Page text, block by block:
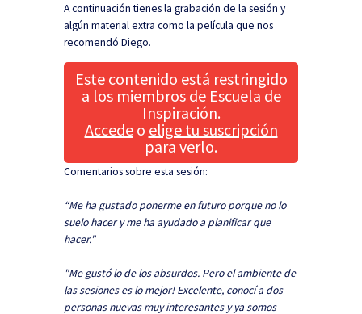
A continuación tienes la grabación de la sesión y
algún material extra como la película que nos
recomendó Diego.
Este contenido está restringido
a los miembros de Escuela de
Inspiración.
Accedeo elige tu suscripción
para verlo.
Comentarios sobre esta sesión:
“Me ha gustado ponerme en futuro porque no lo
suelo hacer y me ha ayudado a planificar que
hacer."
"Me gustó lo de los absurdos. Pero el ambiente de
las sesiones es lo mejor! Excelente, conocí a dos
personas nuevas muy interesantes y ya somos